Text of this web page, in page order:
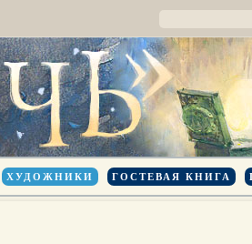
ХУДОЖНИКИ ГОСТЕВАЯ КНИГА